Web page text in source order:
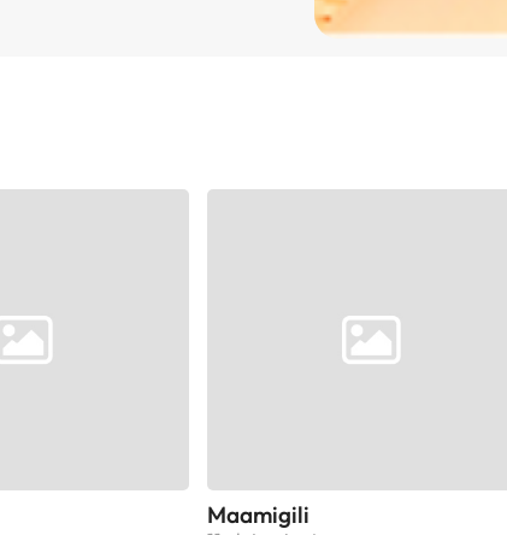
Maamigili